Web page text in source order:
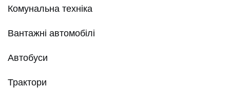
Комунальна техніка
Вантажні автомобілі
Автобуси
Трактори